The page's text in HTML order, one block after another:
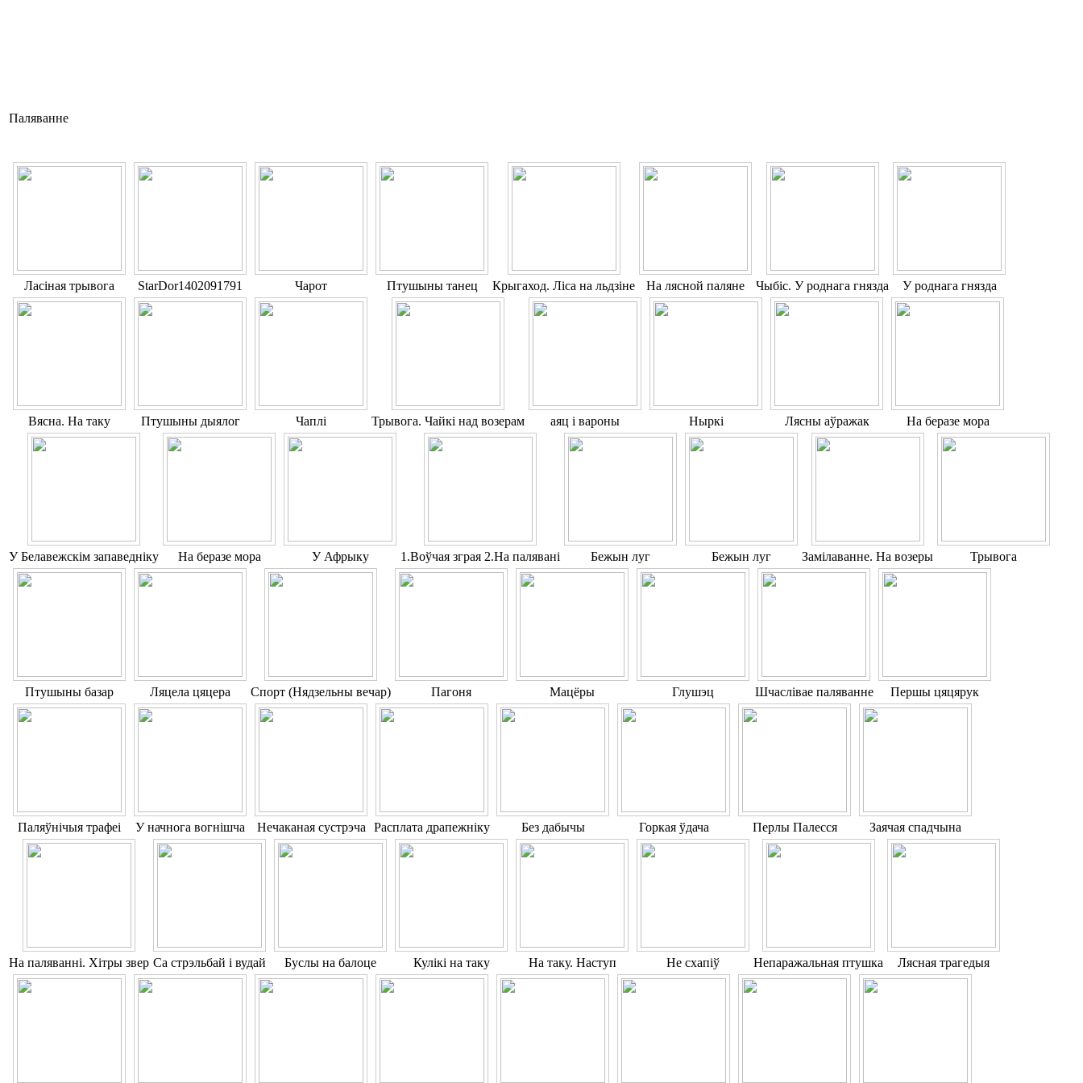
Паляванне
Ласіная трывога StarDor1402091791 Чарот Птушыны танец Крыгаход. Ліса на льдзіне На лясной паляне Чыбіс. У роднага гнязда У роднага гнязда
Вясна. На таку Птушыны дыялог Чаплі Трывога. Чайкі над возерам аяц і вароны Ныркі Лясны аўражак На беразе мора
У Белавежскім запаведніку На беразе мора У Афрыку 1.Воўчая зграя 2.На палявані Бежын луг Бежын луг Замілаванне. На возеры Трывога
Птушыны базар Ляцела цяцера Спорт (Нядзельны вечар) Пагоня Мацёры Глушэц Шчаслівае паляванне Першы цяцярук
Паляўнічыя трафеі У начнога вогнішча Нечаканая сустрэча Расплата драпежніку Без дабычы Горкая ўдача Перлы Палесся Заячая спадчына
На паляванні. Хітры звер Са стрэльбай і вудай Буслы на балоце Кулікі на таку На таку. Наступ Не схапіў Непаражальная птушка Лясная трагедыя